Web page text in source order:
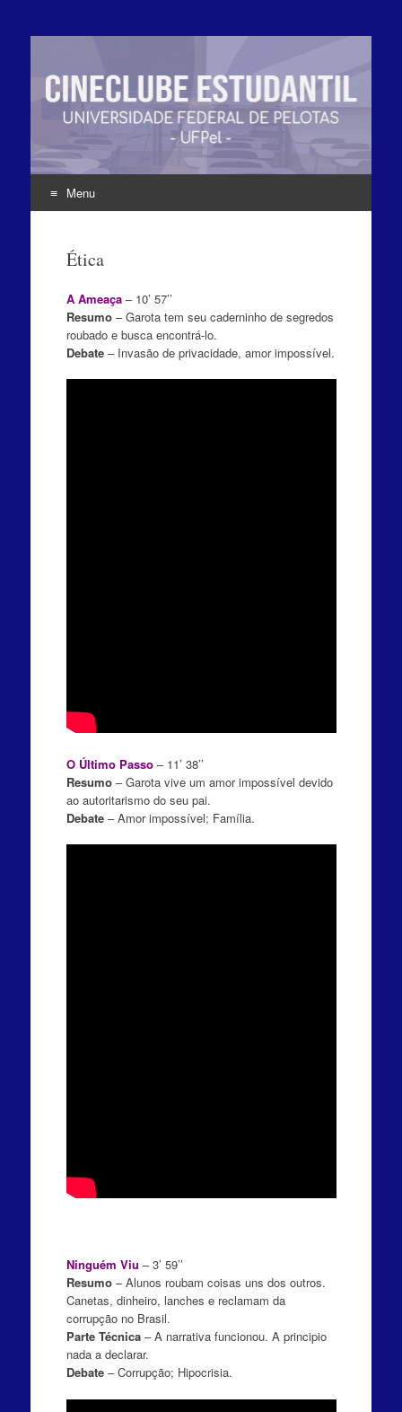
Menu
Ética
A Ameaça– 10’ 57’’
Resumo – Garota tem seu caderninho de segredos
roubado e busca encontrá-lo.
Debate– Invasão de privacidade, amor impossível.
O Último Passo– 11’ 38’’
Resumo – Garota vive um amor impossível devido
ao autoritarismo do seu pai.
Debate– Amor impossível; Família.
Ninguém Viu – 3’ 59’’
Resumo – Alunos roubam coisas uns dos outros.
Canetas, dinheiro, lanches e reclamam da
corrupção no Brasil.
Parte Técnica– A narrativa funcionou. A principio
nada a declarar.
Debate– Corrupção; Hipocrisia.